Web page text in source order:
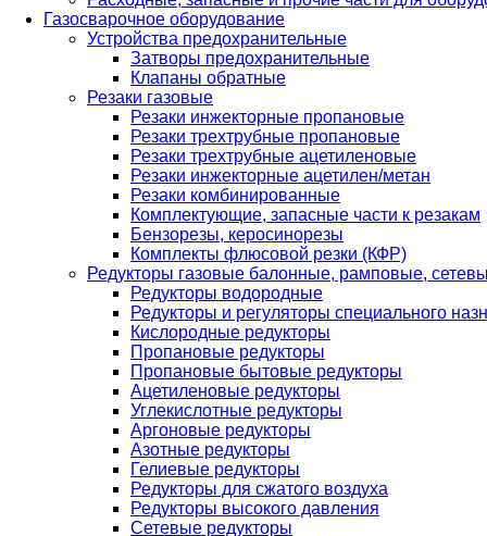
Газосварочное оборудование
Устройства предохранительные
Затворы предохранительные
Клапаны обратные
Резаки газовые
Резаки инжекторные пропановые
Резаки трехтрубные пропановые
Резаки трехтрубные ацетиленовые
Резаки инжекторные ацетилен/метан
Резаки комбинированные
Комплектующие, запасные части к резакам
Бензорезы, керосинорезы
Комплекты флюсовой резки (КФР)
Редукторы газовые балонные, рамповые,
Редукторы водородные
Редукторы и регуляторы специального
Кислородные редукторы
Пропановые редукторы
Пропановые бытовые редукторы
Ацетиленовые редукторы
Углекислотные редукторы
Аргоновые редукторы
Азотные редукторы
Гелиевые редукторы
Редукторы для сжатого воздуха
Редукторы высокого давления
Сетевые редукторы